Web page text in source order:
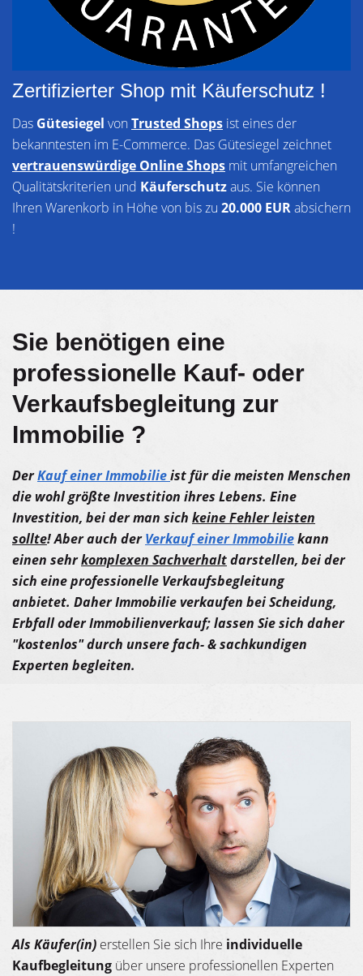
Zertifizierter Shop mit Käuferschutz !
Das Gütesiegel vonTrusted Shops ist eines der
bekanntesten im E-Commerce. Das Gütesiegel zeichnet
vertrauenswürdige Online Shops mit umfangreichen
Qualitätskriterien und Käuferschutzaus. Sie können
Ihren Warenkorb in Höhe von bis zu 20.000 EURabsichern
!
Sie benötigen eine
professionelle Kauf- oder
Verkaufsbegleitung zur
Immobilie ?
DerKauf einer Immobilieist für die meisten Menschen
die wohl größte Investition ihres Lebens. Eine
Investition, bei der man sich keine Fehler leisten
sollte! Aber auch derVerkauf einer Immobiliekann
einen sehrkomplexen Sachverhaltdarstellen, bei der
sich eine professionelle Verkaufsbegleitung
anbietet. Daher Immobilie verkaufen bei Scheidung,
Erbfall oder Immobilienverkauf; lassen Sie sich daher
"kostenlos" durch unsere fach- & sachkundigen
Experten begleiten.
Als Käufer(in) erstellen Sie sich Ihre individuelle
Kaufbegleitung über unsere professionellen Experten